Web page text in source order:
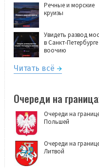
Речные и морские
круизы
Увидеть развод
в Санкт-Петербурге
воочию
Читать всё
Очереди на
Очереди на
Польшей
Очереди на
Литвой